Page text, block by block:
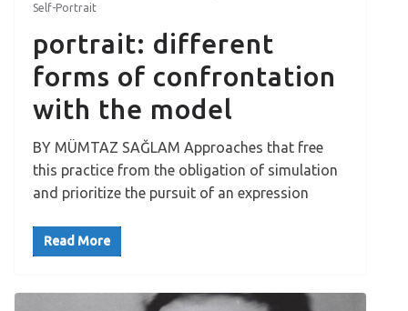
Self-Portrait
portrait: different
forms of confrontation
with the model
BY MÜMTAZ SAĞLAM Approaches that free
this practice from the obligation of simulation
and prioritize the pursuit of an expression
Read More